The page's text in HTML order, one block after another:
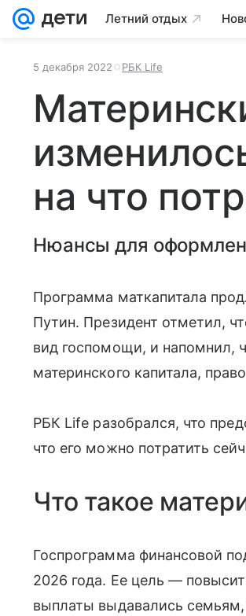
Летний отдых
5 декабря 2022 РБК Life
на что
Нюансы для
Программа маткапитала
Путин. Президент отметил,
вид госпомощи, и напомнил,
материнского капитала,
РБК Life разобрался, что
что его можно потратить
Что такое
Госпрограмма финансовой
2026 года. Ее цель —
выплаты выдавались семьям,